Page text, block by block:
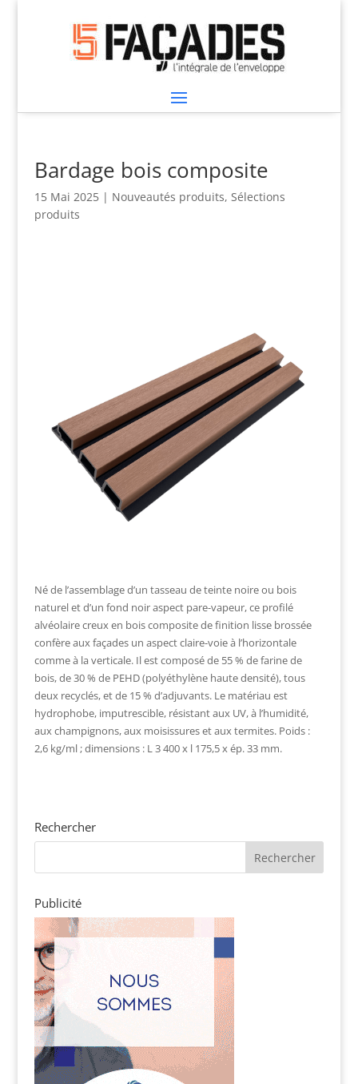
Bardage bois composite
15 Mai 2025| Nouveautés produits, Sélections
produits
Né de l’assemblage d’un tasseau de teinte noire ou bois
naturel et d’un fond noir aspect pare-vapeur, ce profilé
alvéolaire creux en bois composite de finition lisse brossée
confère aux façades un aspect claire-voie à l’horizontale
comme à la verticale. Il est composé de 55 % de farine de
bois, de 30 % de PEHD (polyéthylène haute densité), tous
deux recyclés, et de 15 % d’adjuvants. Le matériau est
hydrophobe, imputrescible, résistant aux UV, à l’humidité,
aux champignons, aux moisissures et aux termites. Poids :
2,6 kg/ml ; dimensions : L 3 400 x l 175,5 x ép. 33 mm.
Rechercher
Publicité